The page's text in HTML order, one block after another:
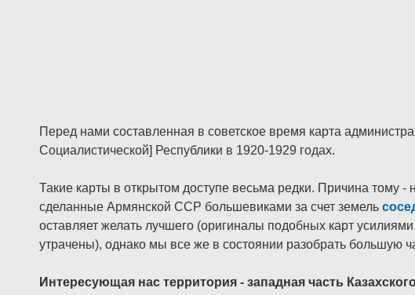
Перед нами составленная в советское время карта
Социалистической] Республики в 1920-1929 годах.
Такие карты в открытом доступе весьма редки. Причина тому
сделанные Армянской ССР большевиками за счет земель
оставляет желать лучшего (оригиналы подобных карт
утрачены), однако мы все же в состоянии разобрать большую
Интересующая нас территория - западная часть